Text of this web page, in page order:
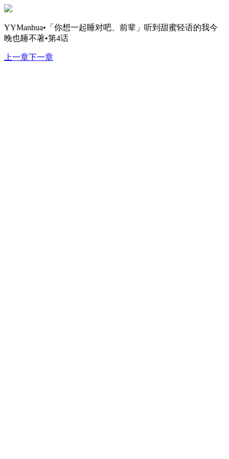
YYManhua•「你想一起睡对吧、前辈」听到甜蜜轻语的我今
晚也睡不著•第4话
上一章下一章